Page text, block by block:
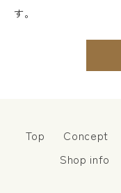
す。
Top Concept
Shop info